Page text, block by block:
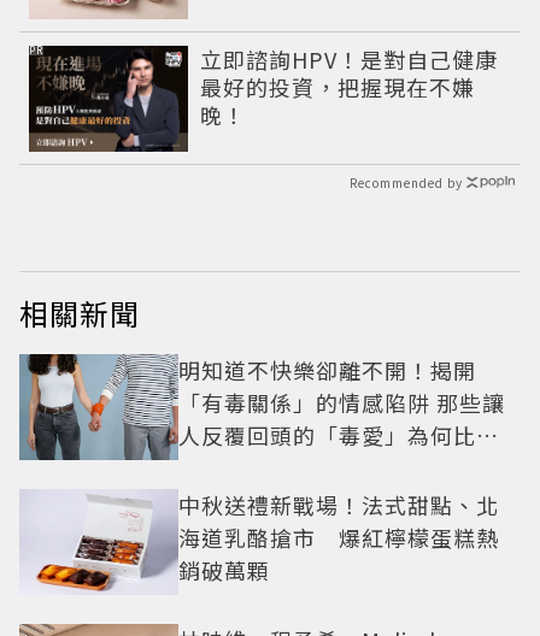
立即諮詢HPV！是對自己健康
最好的投資，把握現在不嫌
晚！
PR
Recommended by
相關新聞
明知道不快樂卻離不開！揭開
「有毒關係」的情感陷阱 那些讓
人反覆回頭的「毒愛」為何比菸
中秋送禮新戰場！法式甜點、北
海道乳酪搶市 爆紅檸檬蛋糕熱
銷破萬顆